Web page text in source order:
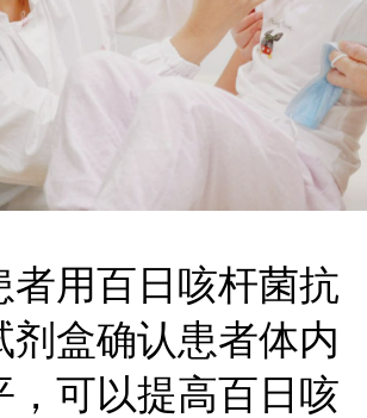
者用百日咳杆菌抗
剂盒确认患者体内
，可以提高百日咳